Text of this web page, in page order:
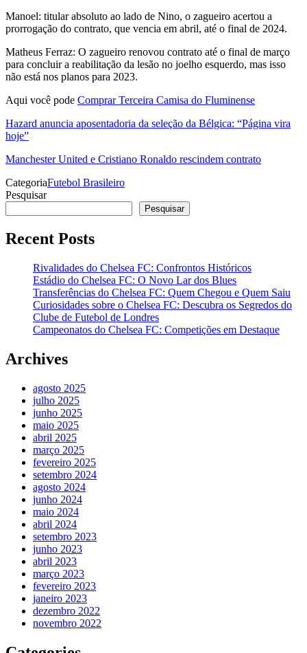
Manoel: titular absoluto ao lado de Nino, o zagueiro acertou a
prorrogação do contrato, que vencia em abril, até o final de 2024.
Matheus Ferraz: O zagueiro renovou contrato até o final de março
para concluir a reabilitação da lesão no joelho esquerdo, mas isso
não está nos planos para 2023.
Aqui você pode Comprar Terceira Camisa do Fluminense
Hazard anuncia aposentadoria da seleção da Bélgica: “Página vira
hoje”
Manchester United e Cristiano Ronaldo rescindem contrato
CategoriaFutebol Brasileiro
Pesquisar
Pesquisar
Recent Posts
Rivalidades do Chelsea FC: Confrontos Históricos
Estádio do Chelsea FC: O Novo Lar dos Blues
Transferências do Chelsea FC: Quem Chegou e Quem Saiu
Curiosidades sobre o Chelsea FC: Descubra os Segredos do
Clube de Futebol de Londres
Campeonatos do Chelsea FC: Competições em Destaque
Archives
agosto 2025
julho 2025
junho 2025
maio 2025
abril 2025
março 2025
fevereiro 2025
setembro 2024
agosto 2024
junho 2024
maio 2024
abril 2024
setembro 2023
junho 2023
abril 2023
março 2023
fevereiro 2023
janeiro 2023
dezembro 2022
novembro 2022